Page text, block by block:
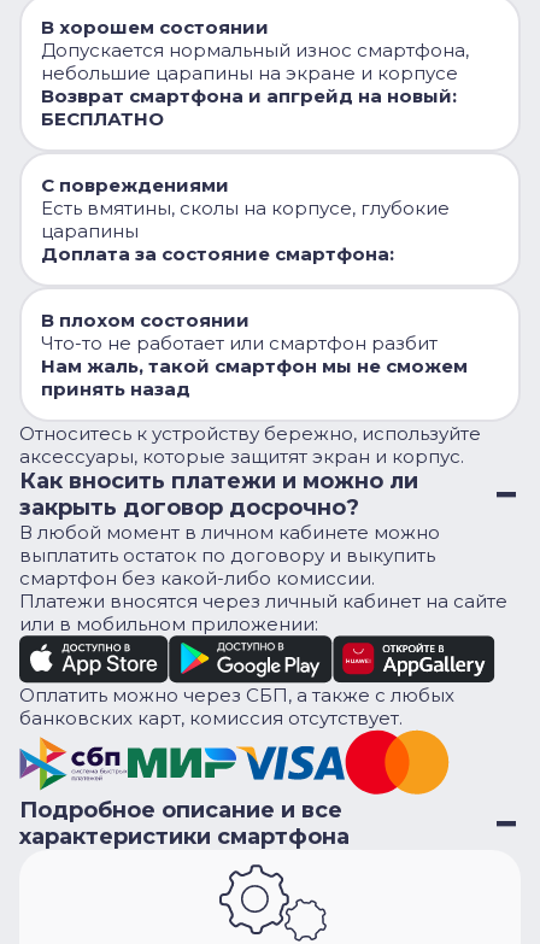
В хорошем состоянии
Допускается нормальный износ смартфона,
небольшие царапины на экране и корпусе
Возврат смартфона и апгрейд на новый:
БЕСПЛАТНО
С повреждениями
Есть вмятины, сколы на корпусе, глубокие
царапины
Доплата за состояние смартфона:
В плохом состоянии
Что-то не работает или смартфон разбит
Нам жаль, такой смартфон мы не сможем
принять назад
Относитесь к устройству бережно, используйте
аксессуары, которые защитят экран и корпус.
Как вносить платежи и можно ли
закрыть договор досрочно?
В любой момент в личном кабинете можно
выплатить остаток по договору и выкупить
смартфон без какой-либо комиссии.
Платежи вносятся через личный кабинет на сайте
или в мобильном приложении:
Оплатить можно через СБП, а также с любых
банковских карт, комиссия отсутствует.
Подробное описание и все
характеристики смартфона